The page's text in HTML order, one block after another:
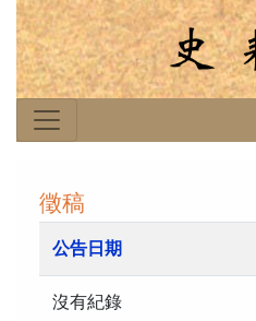
徵稿
公告日期
沒有紀錄